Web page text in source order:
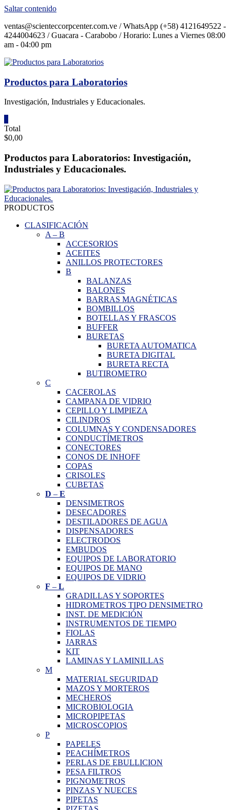
Saltar contenido
ventas@scienteccorpcenter.com.ve / WhatsApp (+58) 4121649522 -
4244004623 / Guacara - Carabobo / Horario: Lunes a Viernes 08:00
am - 04:00 pm
Productos para Laboratorios
Investigación, Industriales y Educacionales.
Total
$0,00
Productos para Laboratorios: Investigación,
Industriales y Educacionales.
PRODUCTOS
CLASIFICACIÓN
A – B
ACCESORIOS
ACEITES
ANILLOS PROTECTORES
B
BALANZAS
BALONES
BARRAS MAGNÉTICAS
BOMBILLOS
BOTELLAS Y FRASCOS
BUFFER
BURETAS
BURETA AUTOMATICA
BURETA DIGITAL
BURETA RECTA
BUTIROMETRO
C
CACEROLAS
CAMPANA DE VIDRIO
CEPILLO Y LIMPIEZA
CILINDROS
COLUMNAS Y CONDENSADORES
CONDUCTÍMETROS
CONECTORES
CONOS DE INHOFF
COPAS
CRISOLES
CUBETAS
D – E
DENSIMETROS
DESECADORES
DESTILADORES DE AGUA
DISPENSADORES
ELECTRODOS
EMBUDOS
EQUIPOS DE LABORATORIO
EQUIPOS DE MANO
EQUIPOS DE VIDRIO
F – L
GRADILLAS Y SOPORTES
HIDROMETROS TIPO DENSIMETRO
INST. DE MEDICIÓN
INSTRUMENTOS DE TIEMPO
FIOLAS
JARRAS
KIT
LAMINAS Y LAMINILLAS
M
MATERIAL SEGURIDAD
MAZOS Y MORTEROS
MECHEROS
MICROBIOLOGIA
MICROPIPETAS
MICROSCOPIOS
P
PAPELES
PEACHÍMETROS
PERLAS DE EBULLICION
PESA FILTROS
PIGNOMETROS
PINZAS Y NUECES
PIPETAS